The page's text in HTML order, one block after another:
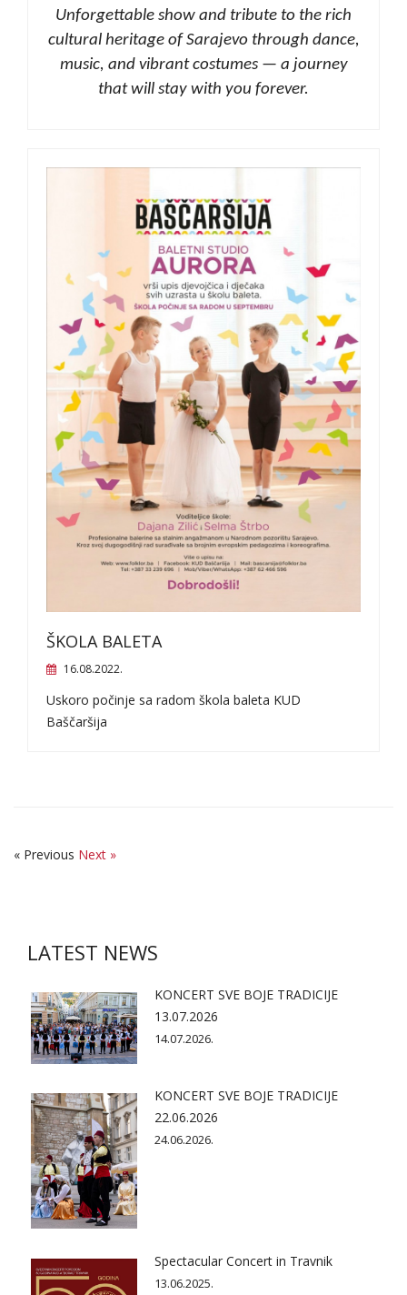
Unforgettable show and tribute to the rich
cultural heritage of Sarajevo through dance,
music, and vibrant costumes — a journey
that will stay with you forever.
ŠKOLA BALETA
16.08.2022.
Uskoro počinje sa radom škola baleta KUD
Baščaršija
« Previous Next »
LATEST NEWS
KONCERT SVE BOJE TRADICIJE
13.07.2026
14.07.2026.
KONCERT SVE BOJE TRADICIJE
22.06.2026
24.06.2026.
Spectacular Concert in Travnik
13.06.2025.